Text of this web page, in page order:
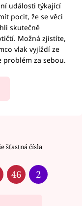
události týkající
pocit, že se věci
skutečně
Možná zjistíte,
vlak vyjíždí ze
problém za sebou.
šťastná čísla
46 2